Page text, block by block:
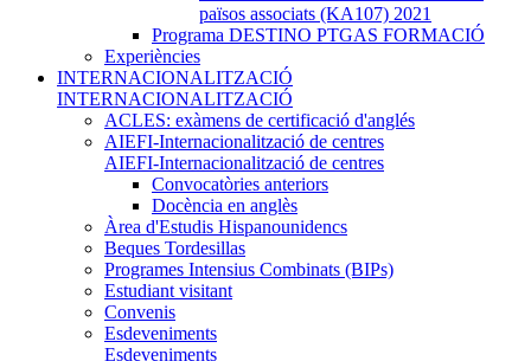
països associats (KA107) 2021
Programa DESTINO PTGAS FORMACIÓ
Experiències
INTERNACIONALITZACIÓ
INTERNACIONALITZACIÓ
ACLES: exàmens de certificació d'anglés
AIEFI-Internacionalització de centres
AIEFI-Internacionalització de centres
Convocatòries anteriors
Docència en anglès
Àrea d'Estudis Hispanounidencs
Beques Tordesillas
Programes Intensius Combinats (BIPs)
Estudiant visitant
Convenis
Esdeveniments
Esdeveniments